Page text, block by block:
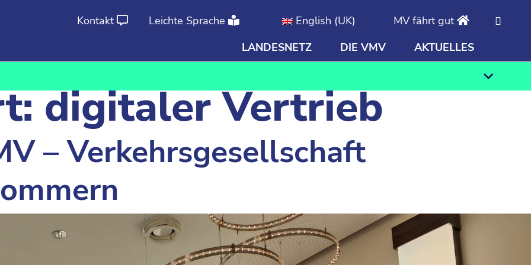
Kontakt
Leichte Sprache English (UK)
MV fährt gut
LANDESNETZ
DIE VMV
AKTUELLES
digitaler Vertrieb
– Verkehrsgesellschaft